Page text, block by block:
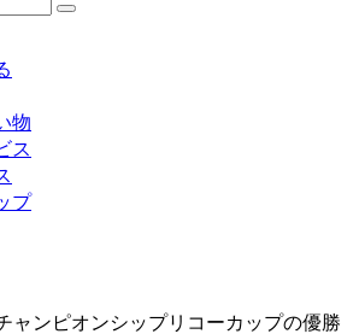
物
ス
プ
ャンピオンシップリコーカップの優勝